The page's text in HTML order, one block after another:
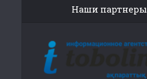
Наши партнеры